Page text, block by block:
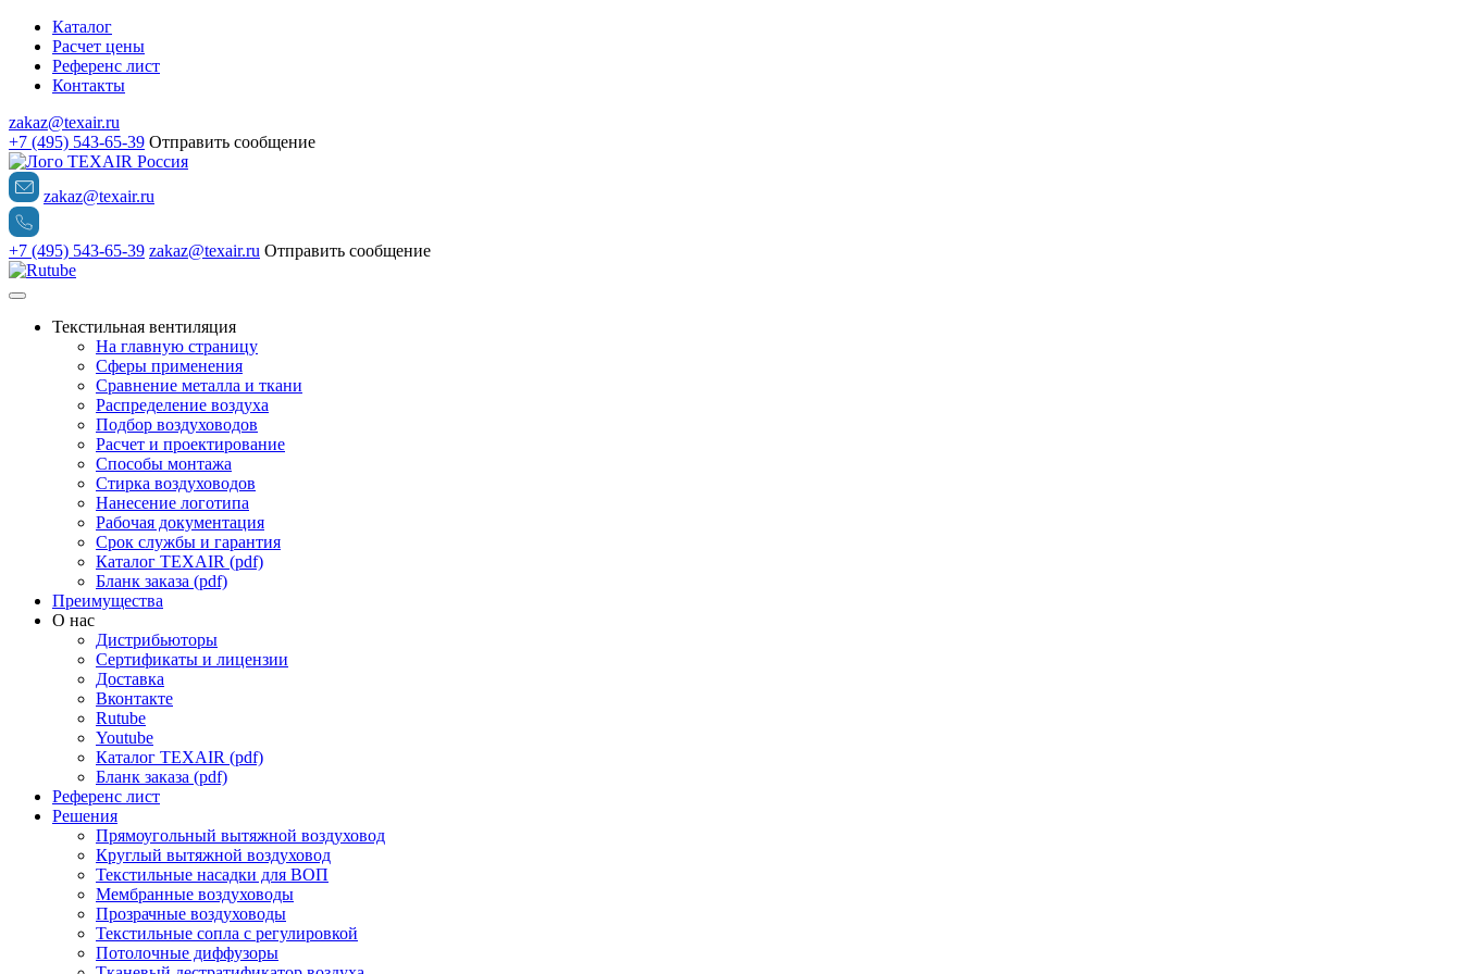
Каталог
Расчет цены
Референс лист
Контакты
zakaz@texair.ru
+7 (495) 543-65-39 Отправить сообщение
zakaz@texair.ru
+7 (495) 543-65-39 zakaz@texair.ru Отправить сообщение
Текстильная вентиляция
На главную страницу
Сферы применения
Сравнение металла и ткани
Распределение воздуха
Подбор воздуховодов
Расчет и проектирование
Способы монтажа
Стирка воздуховодов
Нанесение логотипа
Рабочая документация
Срок службы и гарантия
Каталог TEXAIR (pdf)
Бланк заказа (pdf)
Преимущества
О нас
Дистрибьюторы
Сертификаты и лицензии
Доставка
Вконтакте
Rutube
Youtube
Каталог TEXAIR (pdf)
Бланк заказа (pdf)
Референс лист
Решения
Прямоугольный вытяжной воздуховод
Круглый вытяжной воздуховод
Текстильные насадки для ВОП
Мембранные воздуховоды
Прозрачные воздуховоды
Текстильные сопла с регулировкой
Потолочные диффузоры